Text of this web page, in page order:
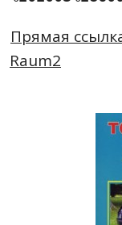
Прямая
Raum2